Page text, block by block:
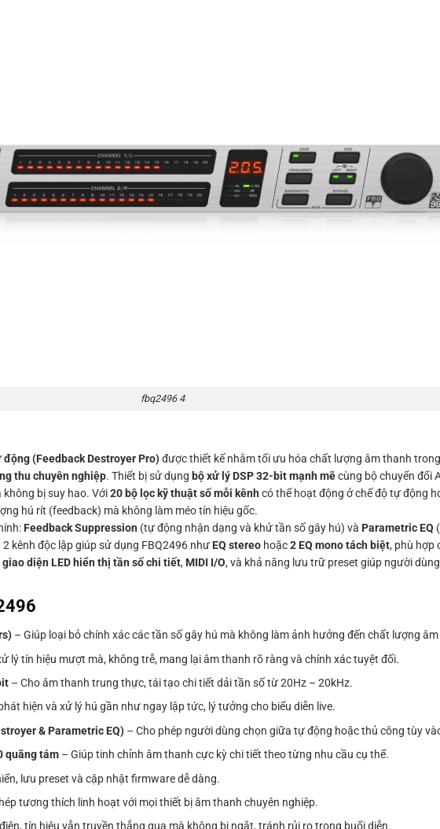
fbq2496 4
động (Feedback Destroyer Pro)được thiết kế nhằm tối ưu hóa chất lượng âm thanh
thu chuyên nghiệp. Thiết bị sử dụng bộ xử lý DSP 32-bit mạnh mẽcùng bộ chuyển đổi
bị suy hao. Với20 bộ lọc kỹ thuật số mỗi kênh có thể hoạt động ở chế độ tự động
hú rít (feedback) mà không làm méo tín hiệu gốc.
Feedback Suppression (tự động nhận dạng và khử tần số gây hú) và Parametric EQ
kênh độc lập giúp sử dụng FBQ2496 như EQ stereo hoặc2 EQ mono tách biệt, phù hợp
giao diện LED hiển thị tần số chi tiết, MIDI I/O, và khả năng lưu trữ preset giúp người
– Giúp loại bỏ chính xác các tần số gây hú mà không làm ảnh hưởng đến chất lượng
lý tín hiệu mượt mà, không trễ, mang lại âm thanh rõ ràng và chính xác tuyệt đối.
– Cho âm thanh trung thực, tái tạo chi tiết dải tần số từ 20Hz – 20kHz.
hiện và xử lý hú gần như ngay lập tức, lý tưởng cho biểu diễn live.
& Parametric EQ) – Cho phép người dùng chọn giữa tự động hoặc thủ công tùy
quãng tám – Giúp tinh chỉnh âm thanh cực kỳ chi tiết theo từng nhu cầu cụ thể.
lưu preset và cập nhật firmware dễ dàng.
tương thích linh hoạt với mọi thiết bị âm thanh chuyên nghiệp.
tín hiệu vẫn truyền thẳng qua mà không bị ngắt, tránh rủi ro trong buổi diễn.